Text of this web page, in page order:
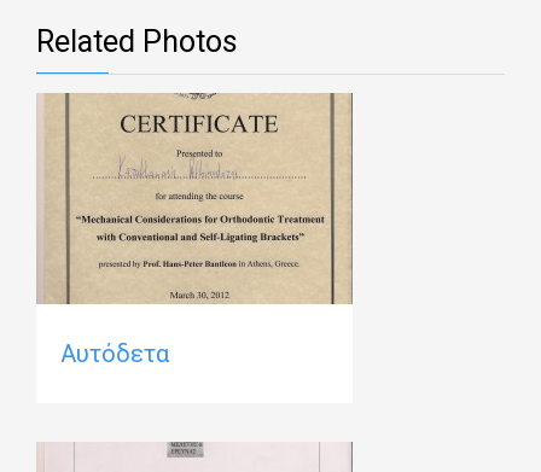
Related Photos
Αυτόδετα